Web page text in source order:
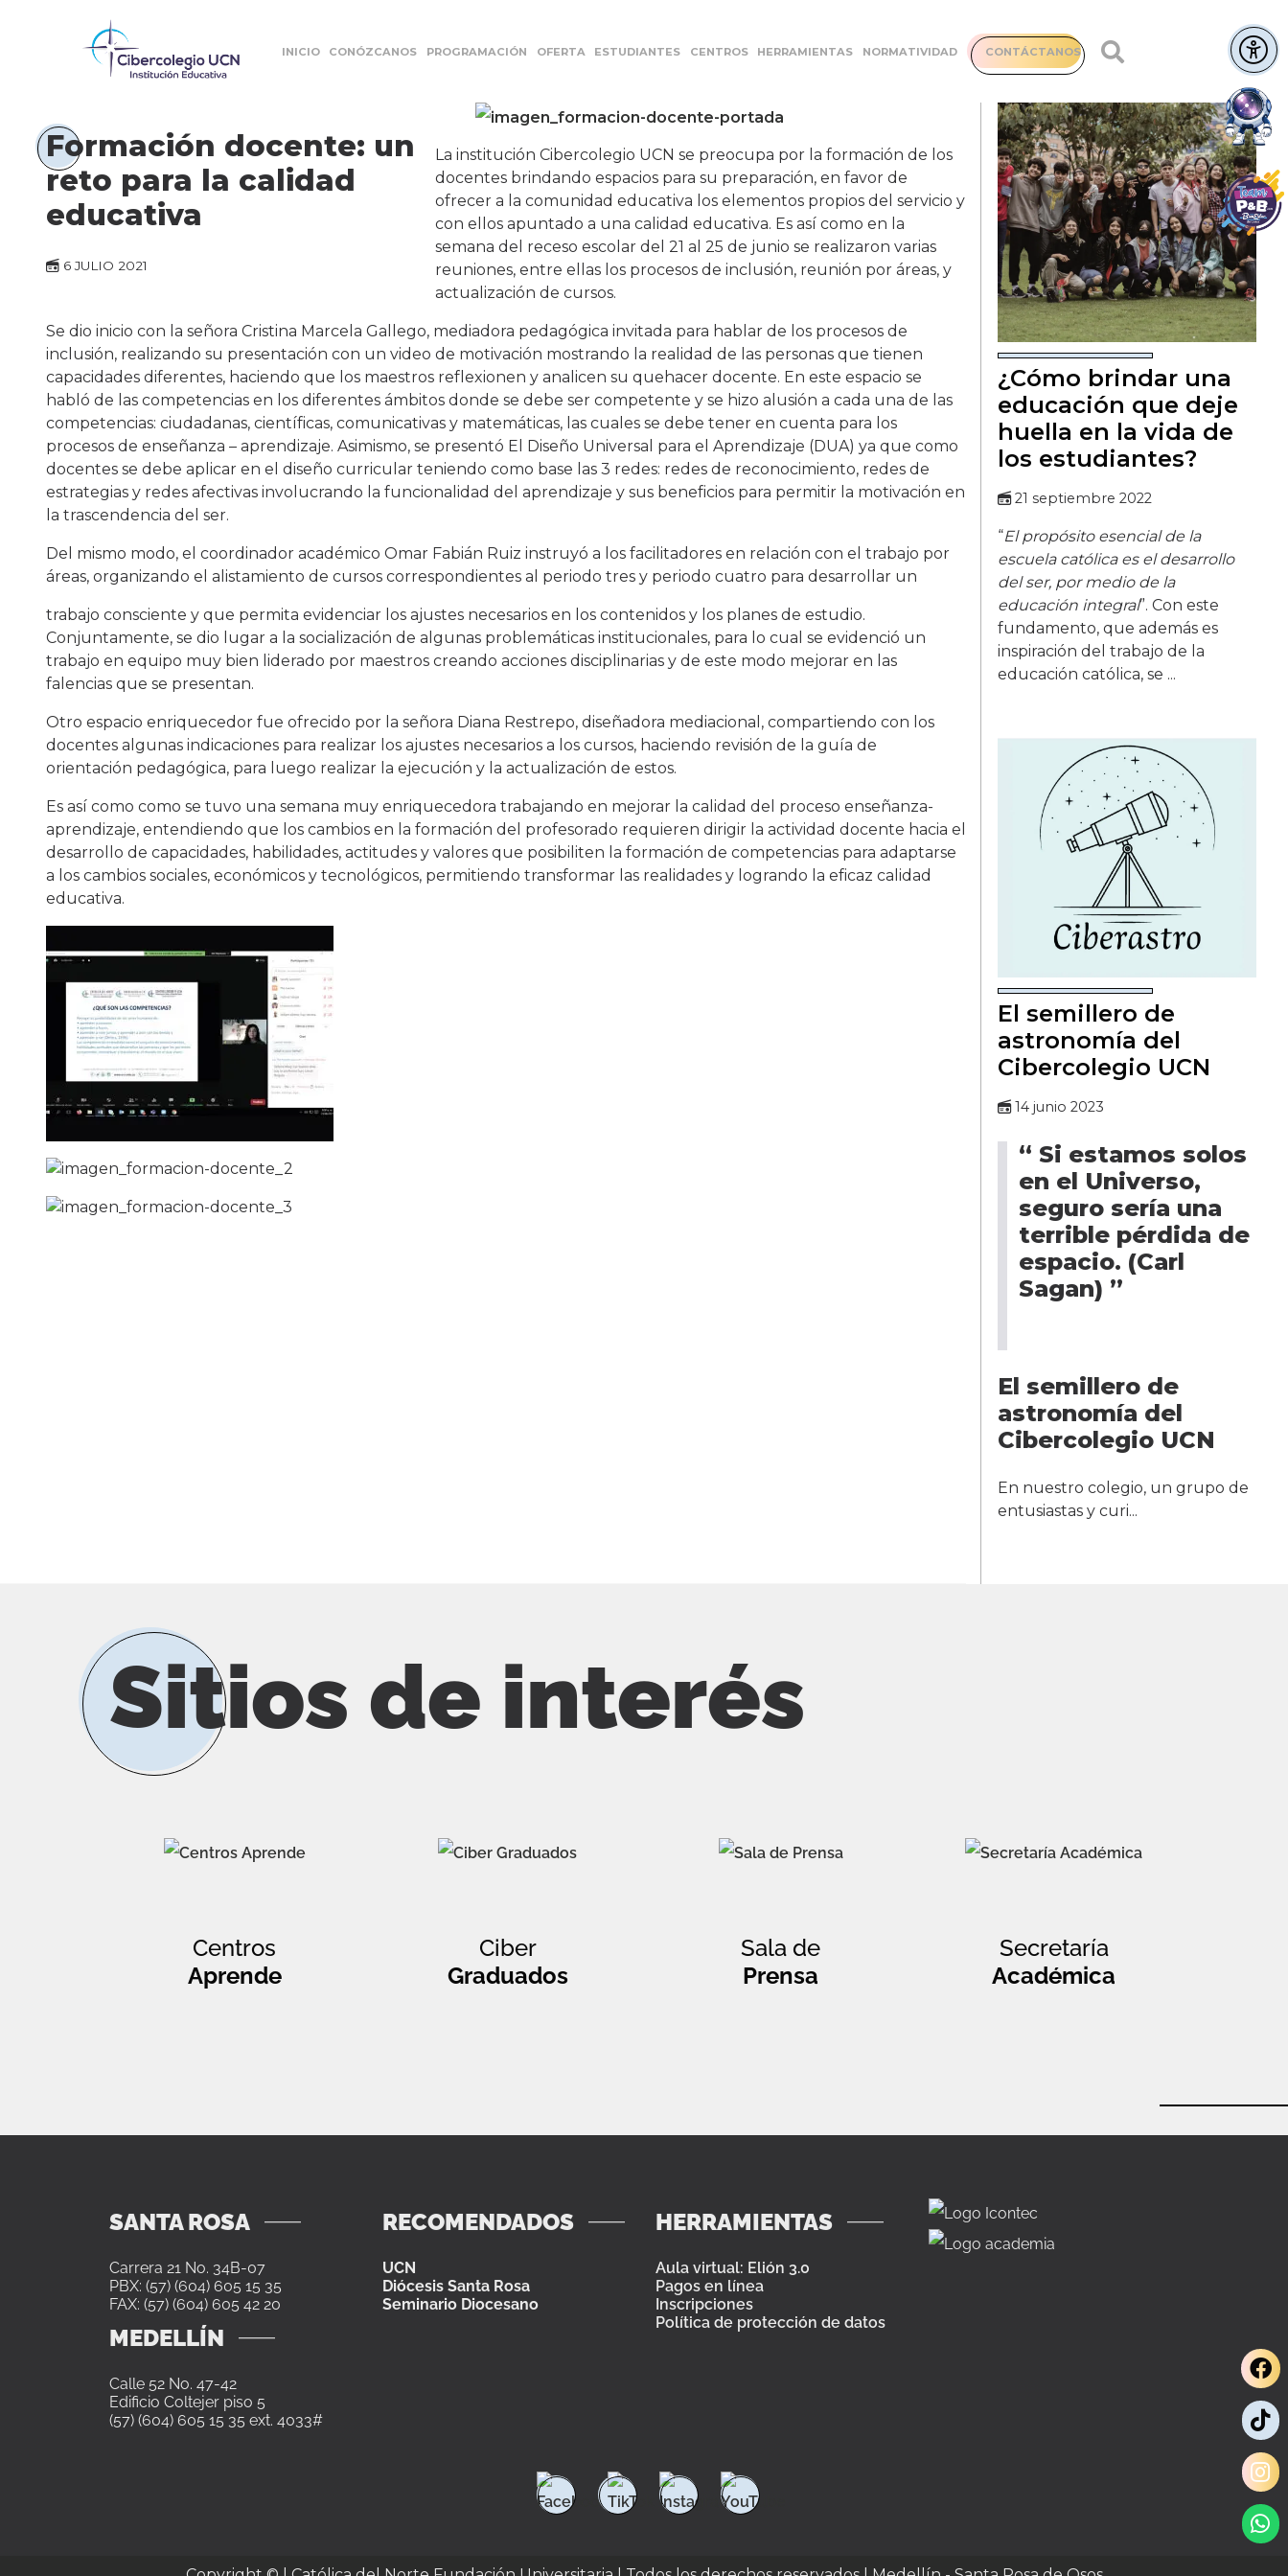
INICIO CONÓZCANOS PROGRAMACIÓN OFERTA ESTUDIANTES CENTROS HERRAMIENTAS NORMATIVIDAD CONTÁCTANOS
Formación docente: un
reto para la calidad
educativa
6 JULIO 2021
La institución Cibercolegio UCN se preocupa por la formación de los
docentes brindando espacios para su preparación, en favor de
ofrecer a la comunidad educativa los elementos propios del servicio y
con ellos apuntado a una calidad educativa. Es así como en la
semana del receso escolar del 21 al 25 de junio se realizaron varias
reuniones, entre ellas los procesos de inclusión, reunión por áreas, y
actualización de cursos.
Se dio inicio con la señora Cristina Marcela Gallego, mediadora pedagógica invitada para hablar de los procesos de
inclusión, realizando su presentación con un video de motivación mostrando la realidad de las personas que tienen
capacidades diferentes, haciendo que los maestros reflexionen y analicen su quehacer docente. En este espacio se
habló de las competencias en los diferentes ámbitos donde se debe ser competente y se hizo alusión a cada una de las
competencias: ciudadanas, científicas, comunicativas y matemáticas, las cuales se debe tener en cuenta para los
procesos de enseñanza – aprendizaje. Asimismo, se presentó El Diseño Universal para el Aprendizaje (DUA) ya que como
docentes se debe aplicar en el diseño curricular teniendo como base las 3 redes: redes de reconocimiento, redes de
estrategias y redes afectivas involucrando la funcionalidad del aprendizaje y sus beneficios para permitir la motivación en
la trascendencia del ser.
Del mismo modo, el coordinador académico Omar Fabián Ruiz instruyó a los facilitadores en relación con el trabajo por
áreas, organizando el alistamiento de cursos correspondientes al periodo tres y periodo cuatro para desarrollar un
trabajo consciente y que permita evidenciar los ajustes necesarios en los contenidos y los planes de estudio.
Conjuntamente, se dio lugar a la socialización de algunas problemáticas institucionales, para lo cual se evidenció un
trabajo en equipo muy bien liderado por maestros creando acciones disciplinarias y de este modo mejorar en las
falencias que se presentan.
Otro espacio enriquecedor fue ofrecido por la señora Diana Restrepo, diseñadora mediacional, compartiendo con los
docentes algunas indicaciones para realizar los ajustes necesarios a los cursos, haciendo revisión de la guía de
orientación pedagógica, para luego realizar la ejecución y la actualización de estos.
Es así como como se tuvo una semana muy enriquecedora trabajando en mejorar la calidad del proceso enseñanza-
aprendizaje, entendiendo que los cambios en la formación del profesorado requieren dirigir la actividad docente hacia el
desarrollo de capacidades, habilidades, actitudes y valores que posibiliten la formación de competencias para adaptarse
a los cambios sociales, económicos y tecnológicos, permitiendo transformar las realidades y logrando la eficaz calidad
educativa.
¿Cómo brindar una
educación que deje
huella en la vida de
los estudiantes?
21 septiembre 2022
“El propósito esencial de la
escuela católica es el desarrollo
del ser, por medio de la
educación integral”. Con este
fundamento, que además es
inspiración del trabajo de la
educación católica, se ...
El semillero de
astronomía del
Cibercolegio UCN
14 junio 2023
“ Si estamos solos
en el Universo,
seguro sería una
terrible pérdida de
espacio. (Carl
Sagan) ”
El semillero de
astronomía del
Cibercolegio UCN
En nuestro colegio, un grupo de
entusiastas y curi...
Sitios de interés
Centros
Aprende
Ciber
Graduados
Sala de
Prensa
Secretaría
Académica
SANTA ROSA
Carrera 21 No. 34B-07
PBX: (57) (604) 605 15 35
FAX: (57) (604) 605 42 20
MEDELLÍN
Calle 52 No. 47-42
Edificio Coltejer piso 5
(57) (604) 605 15 35 ext. 4033#
RECOMENDADOS
UCN
Diócesis Santa Rosa
Seminario Diocesano
HERRAMIENTAS
Aula virtual: Elión 3.0
Pagos en línea
Inscripciones
Política de protección de datos